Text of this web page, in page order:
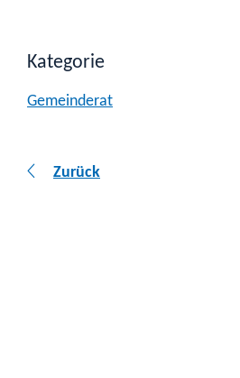
Kategorie
Gemeinderat
Zurück